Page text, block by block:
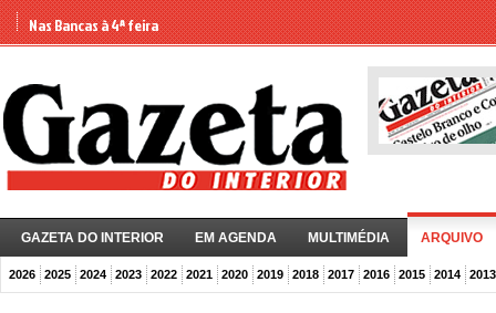
Nas Bancas à 4ª feira
GAZETA DO INTERIOR EM AGENDA MULTIMÉDIA ARQUIVO
2026 2025 2024 2023 2022 2021 2020 2019 2018 2017 2016 2015 2014 2013